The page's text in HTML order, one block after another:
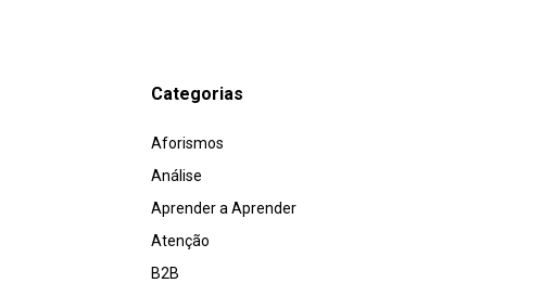
Categorias
Aforismos
Análise
Aprender a Aprender
Atenção
B2B